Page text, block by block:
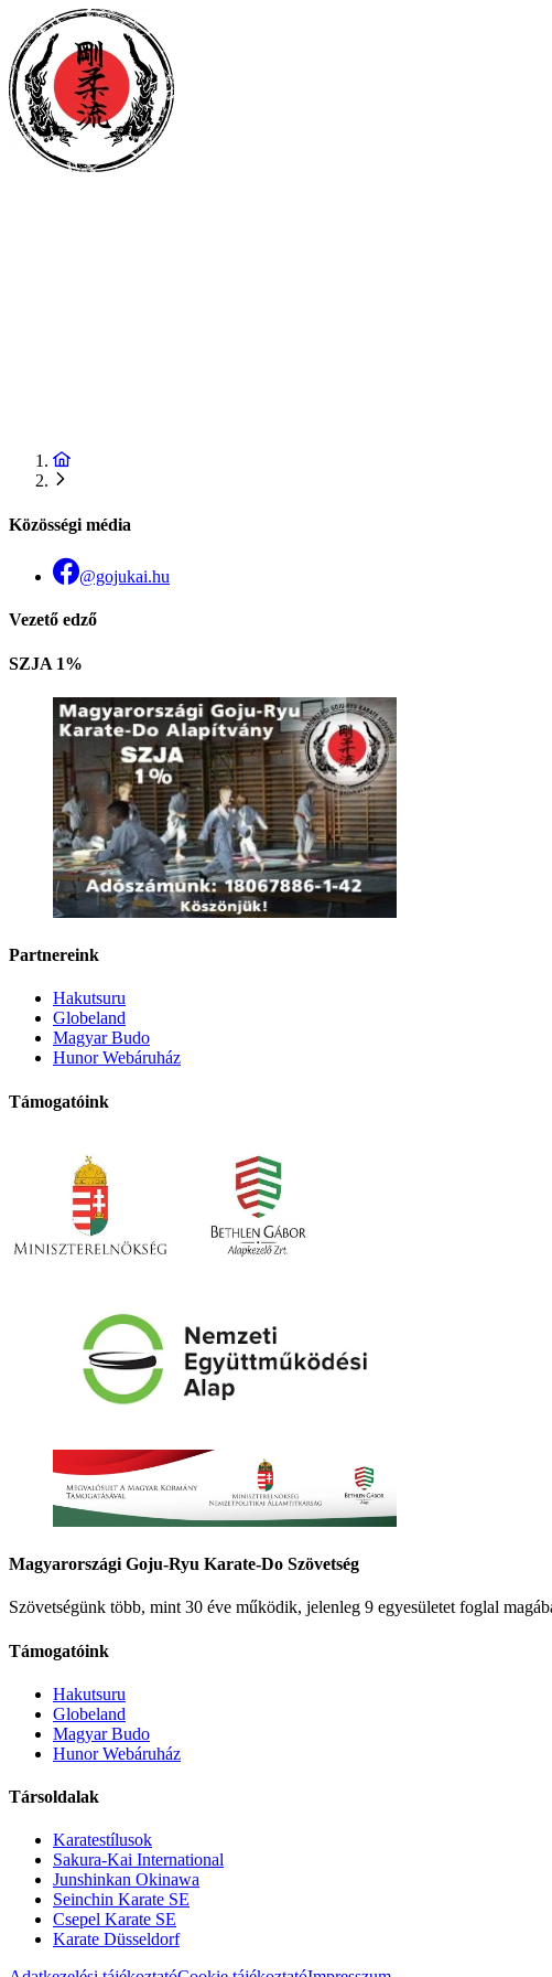
Közösségi média
@gojukai.hu
Vezető edző
SZJA 1%
Partnereink
Hakutsuru
Globeland
Magyar Budo
Hunor Webáruház
Támogatóink
Magyarországi Goju-Ryu Karate-Do Szövetség
Szövetségünk több, mint 30 éve működik, jelenleg 9 egyesületet foglal
Támogatóink
Hakutsuru
Globeland
Magyar Budo
Hunor Webáruház
Társoldalak
Karatestílusok
Sakura-Kai International
Junshinkan Okinawa
Seinchin Karate SE
Csepel Karate SE
Karate Düsseldorf